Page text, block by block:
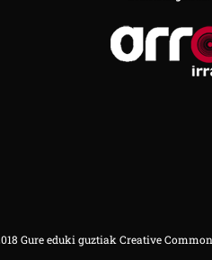
Gure eduki guztiak Creative